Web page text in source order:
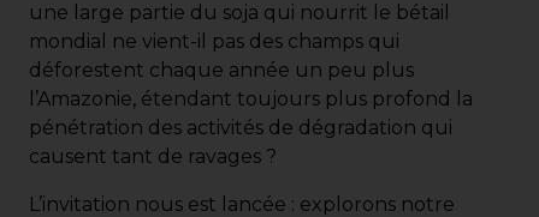
une large partie du soja qui nourrit le bétail
mondial ne vient-il pas des champs qui
déforestent chaque année un peu plus
l’Amazonie, étendant toujours plus profond la
pénétration des activités de dégradation qui
causent tant de ravages ?
L’invitation nous est lancée : explorons notre